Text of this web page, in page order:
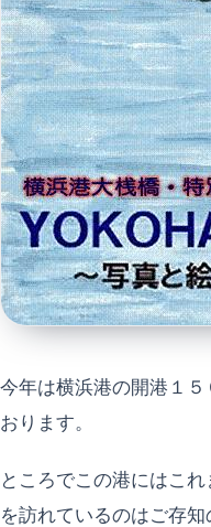
今年は横浜港の開港１
おります。
ところでこの港にはこ
を訪れているのはご存知